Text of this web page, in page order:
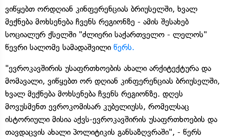
ვიწყებთ ორდღიან კინფერენციას ბრიუსელში, ხვალ
მექნება მოხსენება ჩვენს რეგიონზე - ამის შესახებ
სოციალურ ქსელში "ძლიერი საქართველო - ლელოს"
წევრი სალომე სამადაშვილი წერს.
"ევროკავშირის უსაფრთხოების ახალი არქიტექტურა და
მომავალი, ვიწყებთ ორ დღიან კინფერენციას ბრიუსელში,
ხვალ მექნება მოხსენება ჩვენს რეგიონზე. დღეს
მოვუსმენთ ევროკომისარ კუბელიუსს, რომელსაც
ისტორიული მისია აქვს-ევროკავშირის უსაფრთხოების და
თავდაცვის ახალი პოლიტიკის განსაზღვრაში", - წერს